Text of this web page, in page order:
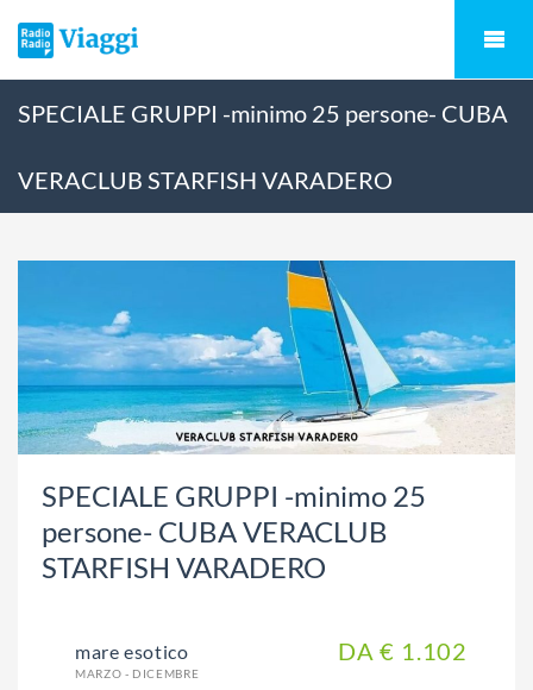
SPECIALE GRUPPI -minimo 25 persone- CUBA
VERACLUB STARFISH VARADERO
SPECIALE GRUPPI -minimo 25
persone- CUBA VERACLUB
STARFISH VARADERO
mare esotico
MARZO - DICEMBRE
DA € 1.102